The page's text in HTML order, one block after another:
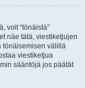
voit “tönäistä”
näe tätä, viestiketjujen
tönäisemisen välillä
viestiketjua
sääntöjä jos päätät